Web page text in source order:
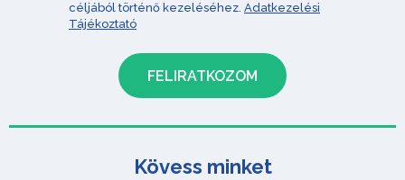
céljából történő kezeléséhez. Adatkezelési
Tájékoztató
Kövess minket